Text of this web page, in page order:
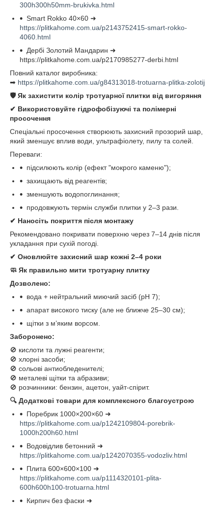
300h300h50mm-brukivka.html
Smart Rokko 40×60 ➜
https://plitkahome.com.ua/p2143752415-smart-rokko-
4060.html
Дербі Золотий Мандарин ➜
https://plitkahome.com.ua/p2170985277-derbi.html
Повний каталог виробника:
➡ https://plitkahome.com.ua/g84313018-trotuarna-plitka-zolotij
🛡Як захистити колір тротуарної плитки від вигоряння
✔ Використовуйте гідрофобізуючі та полімерні
просочення
Спеціальні просочення створюють захисний прозорий шар,
який зменшує вплив води, ультрафіолету, пилу та солей.
Переваги:
підсилюють колір (ефект "мокрого каменю");
захищають від реагентів;
зменшують водопоглинання;
продовжують термін служби плитки у 2–3 рази.
✔ Наносіть покриття після монтажу
Рекомендовано покривати поверхню через 7–14 днів після
укладання при сухій погоді.
✔ Оновлюйте захисний шар кожні 2–4 роки
🧼 Як правильно мити тротуарну плитку
Дозволено:
вода + нейтральний миючий засіб (pH 7);
апарат високого тиску (але не ближче 25–30 см);
щітки з м’яким ворсом.
Заборонено:
🚫 кислоти та лужні реагенти;
🚫 хлорні засоби;
🚫 сольові антиобледенителі;
🚫 металеві щітки та абразиви;
🚫 розчинники: бензин, ацетон, уайт-спірит.
🔍 Додаткові товари для комплексного благоустрою
Поребрик 1000×200×60 ➜
https://plitkahome.com.ua/p1242109804-porebrik-
1000h200h60.html
Водовідлив бетонний ➜
https://plitkahome.com.ua/p1242070355-vodozliv.html
Плита 600×600×100 ➜
https://plitkahome.com.ua/p1114320101-plita-
600h600h100-trotuarna.html
Кирпич без фаски ➜